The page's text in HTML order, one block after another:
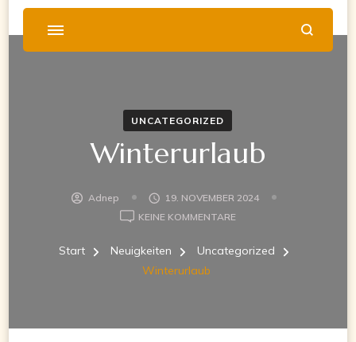
UNCATEGORIZED
Winterurlaub
Adnep
19. NOVEMBER 2024
KEINE KOMMENTAREZU
Start Neuigkeiten
Uncategorized
Winterurlaub